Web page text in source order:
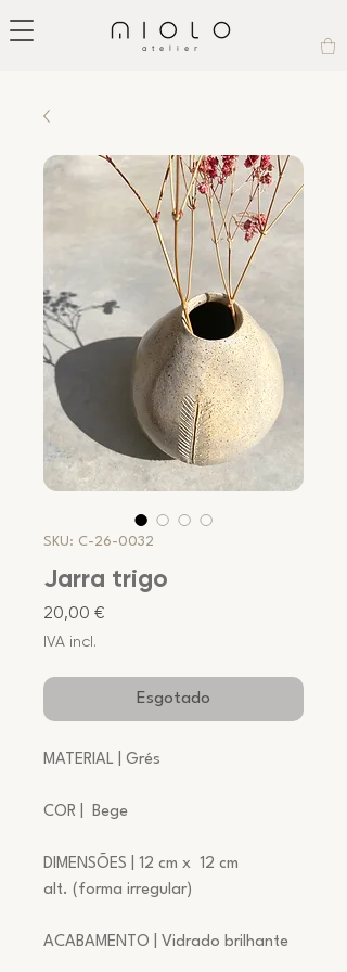
atelier
SKU: C-26-0032
Jarra trigo
20,00 €
IVA incl.
Esgotado
MATERIAL | Grés
COR | Bege
DIMENSÕES | 12 cm x 12 cm
alt. (forma irregular)
ACABAMENTO | Vidrado brilhante